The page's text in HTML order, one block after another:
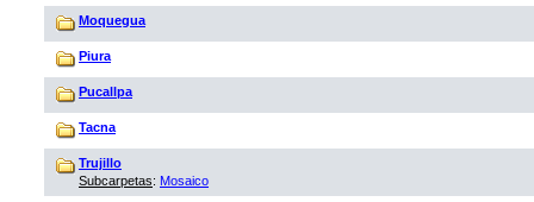
Moquegua
Piura
Pucallpa
Tacna
Trujillo
Subcarpetas: Mosaico